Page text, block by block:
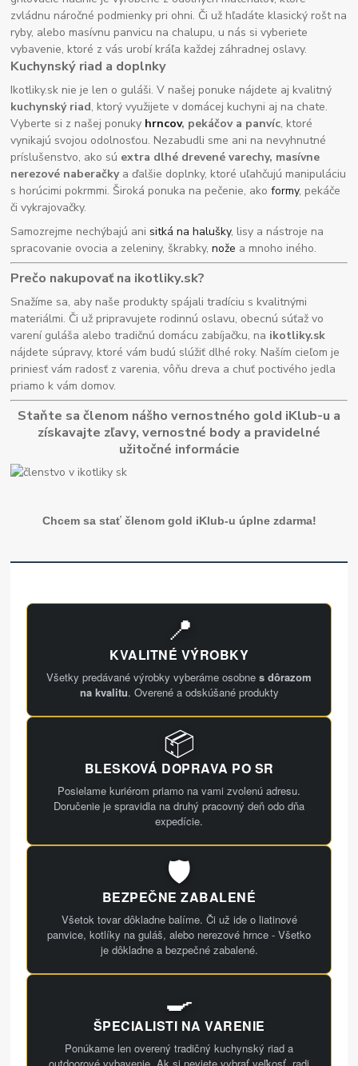
zvládnu náročné podmienky pri ohni. Či už hľadáte klasický rošt na
ryby, alebo masívnu panvicu na chalupu, u nás si vyberiete
vybavenie, ktoré z vás urobí kráľa každej záhradnej oslavy.
Kuchynský riad a doplnky
Ikotliky.sk nie je len o guláši. V našej ponuke nájdete aj kvalitný
kuchynský riad, ktorý využijete v domácej kuchyni aj na chate.
Vyberte si z našej ponuky hrncov, pekáčov a panvíc, ktoré
vynikajú svojou odolnosťou. Nezabudli sme ani na nevyhnutné
príslušenstvo, ako sú extra dlhé drevené varechy, masívne
nerezové naberačkya ďalšie doplnky, ktoré uľahčujú manipuláciu
s horúcimi pokrmmi. Široká ponuka na pečenie, akoformy, pekáče
či vykrajovačky.
Samozrejme nechýbajú anisitká na halušky, lisy a nástroje na
spracovanie ovocia a zeleniny, škrabky,nože a mnoho iného.
Prečo nakupovať na ikotliky.sk?
Snažíme sa, aby naše produkty spájali tradíciu s kvalitnými
materiálmi. Či už pripravujete rodinnú oslavu, obecnú súťaž vo
varení guláša alebo tradičnú domácu zabíjačku, na ikotliky.sk
nájdete súpravy, ktoré vám budú slúžiť dlhé roky. Naším cieľom je
priniesť vám radosť z varenia, vôňu dreva a chuť poctivého jedla
priamo k vám domov.
Staňte sa členom nášho vernostného gold iKlub-u a
získavajte zľavy, vernostné body a pravidelné
užitočné informácie
Chcem sa stať členom gold iKlub-u úplne zdarma!
📍
KVALITNÉ VÝROBKY
Všetky predávané výrobky vyberáme osobne s dôrazom
na kvalitu. Overené a odskúšané produkty
📦
BLESKOVÁ DOPRAVA PO SR
Posielame kuriérom priamo na vami zvolenú adresu.
Doručenie je spravidla na druhý pracovný deň odo dňa
expedície.
🛡️
BEZPEČNE ZABALENÉ
Všetok tovar dôkladne balíme. Či už ide o liatinové
panvice, kotlíky na guláš, alebo nerezové hrnce - Všetko
je dôkladne a bezpečné zabalené.
🍳
ŠPECIALISTI NA VARENIE
Ponúkame len overený tradičný kuchynský riad a